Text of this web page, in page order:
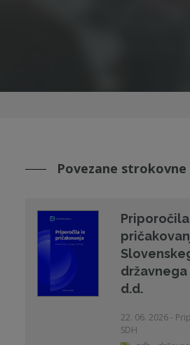
Povezane strokovne
d.d.
22. 06. 2026 -
SDH